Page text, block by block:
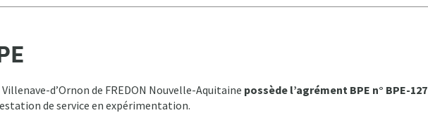
d’Ornon de FREDON Nouvelle-Aquitaine possède l’agrément BPE n° BPE-127
de service en expérimentation.